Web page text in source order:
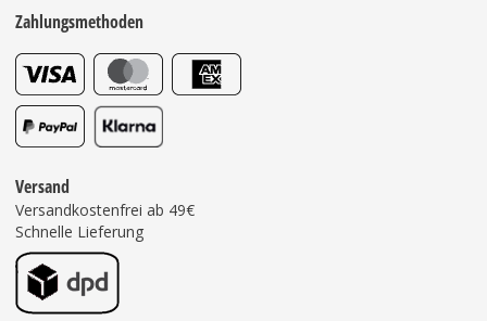
Zahlungsmethoden
Versand
Versandkostenfrei ab 49€
Schnelle Lieferung